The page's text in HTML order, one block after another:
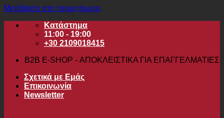
Μετάβαση στο περιεχόμενο
Κατάστημα
11:00 - 19:00
+30 2109018415
B2B Ε-SHOP - ΑΠΟΚΛΕΙΣΤΙΚΑ ΓΙΑ ΕΠΑΓΓΕΛΜΑΤΙΕΣ
Σχετικά με Εμάς
Επικοινωνία
Newsletter